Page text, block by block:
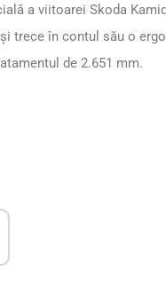
a viitoarei Skoda
trece în contul său o
de 2.651 mm.